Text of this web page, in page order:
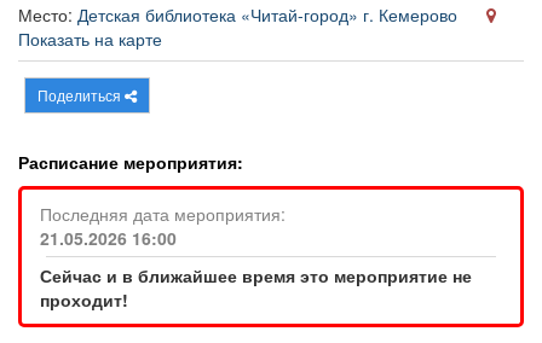
Товары
ТВ программа Я - пенсионер
Место: Детская библиотека «Читай-город» г. Кемерово
Показать на карте
Поделиться
Расписание мероприятия:
Последняя дата мероприятия:
21.05.2026 16:00
Сейчас и в ближайшее время это мероприятие не
проходит!